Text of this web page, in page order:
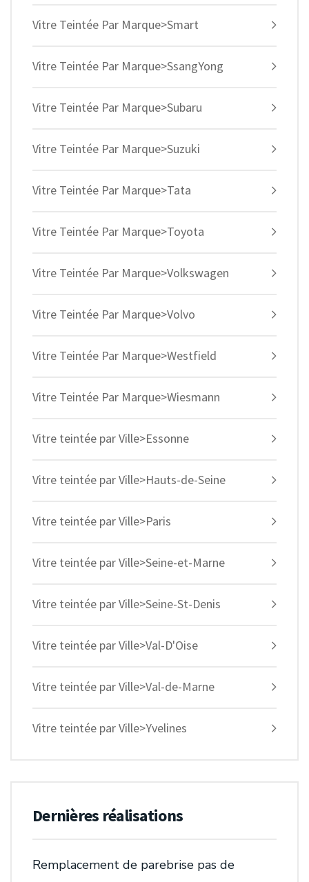
Vitre Teintée Par Marque>Smart
Vitre Teintée Par Marque>SsangYong
Vitre Teintée Par Marque>Subaru
Vitre Teintée Par Marque>Suzuki
Vitre Teintée Par Marque>Tata
Vitre Teintée Par Marque>Toyota
Vitre Teintée Par Marque>Volkswagen
Vitre Teintée Par Marque>Volvo
Vitre Teintée Par Marque>Westfield
Vitre Teintée Par Marque>Wiesmann
Vitre teintée par Ville>Essonne
Vitre teintée par Ville>Hauts-de-Seine
Vitre teintée par Ville>Paris
Vitre teintée par Ville>Seine-et-Marne
Vitre teintée par Ville>Seine-St-Denis
Vitre teintée par Ville>Val-D'Oise
Vitre teintée par Ville>Val-de-Marne
Vitre teintée par Ville>Yvelines
Dernières réalisations
Remplacement de parebrise pas de